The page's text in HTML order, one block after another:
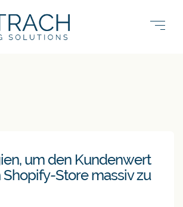
um den Kundenwert
Store massiv zu